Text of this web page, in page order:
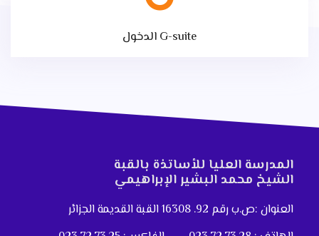
الدخول G-suite
المدرسة العليا للأساتذة بالقبة
الشيخ محمد البشير الإبراهيمي
العنوان :ص.ب رقم 92. 16308 القبة القديمة الجزائر